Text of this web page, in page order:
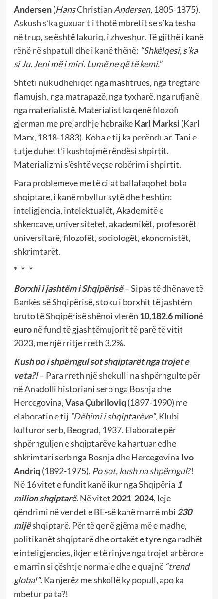
Andersen(HansChristianAndersen, 1805-1875).
Askush s’ka guxuar t’i thotë mbretit se s’ka tesha
në trup, se është lakuriq, i zhveshur. Të gjithë i kanë
rënë në shpatull dhe i kanë thënë: “Shkëlqesi, s’ka
si Ju. Jeni më i miri. Lumë ne që të kemi.”
Shteti nuk udhëhiqet nga mashtrues, nga tregtarë
flamujsh, nga matrapazë, nga tyxharë, nga rufjanë,
nga materialistë. Materialist ka qenë filozofi
gjerman me prejardhje hebraikeKarl Marksi (Karl
Marx, 1818-1883). Koha e tij ka perënduar. Tani e
tutje duhet t’i kushtojmë rëndësi shpirtit.
Materializmi s’është veçse robërim i shpirtit.
Para problemeve me të cilat ballafaqohet bota
shqiptare, i kanë mbyllur sytë dhe heshtin:
inteligjencia, intelektualët, Akademitë e
shkencave, universitetet, akademikët, profesorët
universitarë, filozofët, sociologët, ekonomistët,
shkrimtarët.
* * *
Borxhi i jashtëm i Shqipërisë– Sipas të dhënave të
Bankës së Shqipërisë, stoku i borxhit të jashtëm
bruto të Shqipërisë shënoi vlerën 10,182.6 milionë
euronë fund të gjashtëmujorit të parë të vitit
2023, me një rritje rreth 3.2%.
Kush po i shpërngul sot shqiptarët nga trojet e
veta?!– Para rreth një shekulli na shpërngulte për
në Anadolli historiani serb nga Bosnja dhe
Hercegovina,Vasa Çubriloviq (1897-1990) me
elaboratin e tij “Dëbimi i shqiptarëve”, Klubi
kulturor serb, Beograd, 1937. Elaborate për
shpërnguljen e shqiptarëve ka hartuar edhe
shkrimtari serb nga Bosnja dhe Hercegovina Ivo
Andriq (1892-1975). Po sot, kush na shpërngul?!
Në 16 vitet e fundit kanë ikur nga Shqipëria 1
milion shqiptarë. Në vitet2021-2024, leje
qëndrimi në vendet e BE-së kanë marrë mbi 230
mijëshqiptarë. Për të qenë gjëma më e madhe,
politikanët shqiptarë dhe ortakët e tyre nga radhët
e inteligjencies, ikjen e të rinjve nga trojet arbërore
e marrin si çështje normale dhe e quajnë “trend
global”. Ka njerëz me shkollë ky popull, apo ka
mbetur pa ta?!